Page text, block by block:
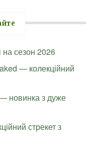
на сезон 2026
— колекційний
новинка з дуже
стрекет з